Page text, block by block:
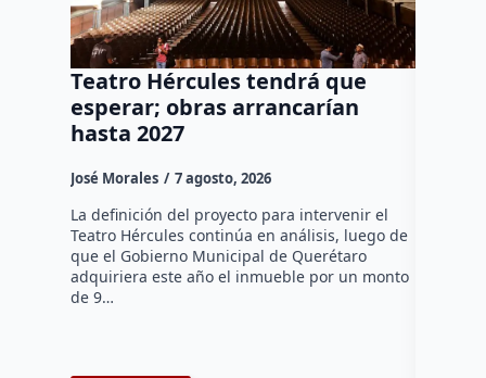
Teatro Hércules tendrá que
esperar; obras arrancarían
hasta 2027
José Morales 7 agosto, 2026
La definición del proyecto para intervenir el
Teatro Hércules continúa en análisis, luego de
que el Gobierno Municipal de Querétaro
adquiriera este año el inmueble por un monto
de 9…